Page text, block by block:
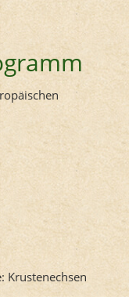
Krustenechsen